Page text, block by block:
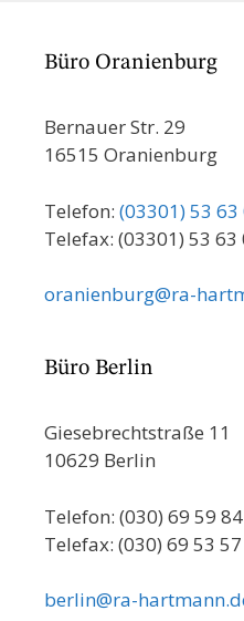
Büro Oranienburg
Bernauer Str. 29
16515 Oranienburg
Telefon: (03301) 53 63
Telefax: (03301) 53 63
oranienburg@ra-
Büro Berlin
Giesebrechtstraße 11
10629 Berlin
Telefon: (030) 69 59
Telefax: (030) 69 53 57
berlin@ra-